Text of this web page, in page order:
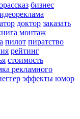
бизнес
доктор заказать
монтаж
пилот пиратство
рейтинг
стоимость
рекламного
эффекты юмор